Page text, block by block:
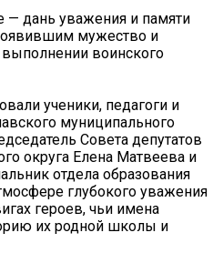
— дань уважения и памяти
мужество и
воинского
ученики, педагоги и
муниципального
Совета депутатов
округа Елена Матвеева и
отдела образования
глубокого уважения
героев, чьи имена
их родной школы и